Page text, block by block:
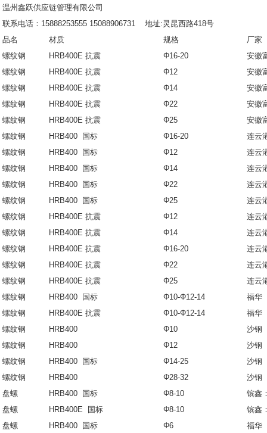
温州鑫跃供应链管理有限公司
联系电话：15888253555 15088906731 地址:灵昆西路418号
品名
材质 规格
厂家
螺纹钢
HRB400E 抗震 Φ16-20
安徽
螺纹钢
HRB400E 抗震 Φ12
安徽
螺纹钢
HRB400E 抗震 Φ14
安徽
螺纹钢
HRB400E 抗震 Φ22
安徽
螺纹钢
HRB400E 抗震 Φ25
安徽
螺纹钢
HRB400 国标 Φ16-20
连云
螺纹钢
HRB400 国标 Φ12
连云
螺纹钢
HRB400 国标 Φ14
连云
螺纹钢
HRB400 国标 Φ22
连云
螺纹钢
HRB400 国标 Φ25
连云
螺纹钢
HRB400E 抗震 Φ12
连云
螺纹钢
HRB400E 抗震 Φ14
连云
螺纹钢
HRB400E 抗震 Φ16-20
连云
螺纹钢
HRB400E 抗震 Φ22
连云
螺纹钢
HRB400E 抗震 Φ25
连云
螺纹钢
HRB400 国标 Φ10-Φ12-14
福华
螺纹钢
HRB400E 抗震 Φ10-Φ12-14
福华
螺纹钢
HRB400 Φ10
沙钢
螺纹钢
HRB400 Φ12
沙钢
螺纹钢
HRB400 国标 Φ14-25
沙钢
螺纹钢
HRB400 Φ28-32
沙钢
盘螺
HRB400 国标 Φ8-10
镔鑫
盘螺
HRB400E 国标 Φ8-10
镔鑫
盘螺
HRB400 国标 Φ6
福华